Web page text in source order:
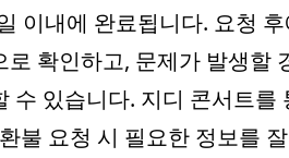
이내에 완료됩니다. 요청
로 확인하고, 문제가 발생할
수 있습니다. 지디 콘서트를
불 요청 시 필요한 정보를